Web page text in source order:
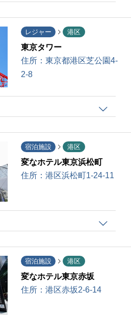
レジャー 港区
東京タワー
住所： 東京都港区芝公園4-
2-8
宿泊施設 港区
変なホテル東京浜松町
住所： 港区浜松町1-24-11
宿泊施設 港区
変なホテル東京赤坂
住所： 港区赤坂2-6-14